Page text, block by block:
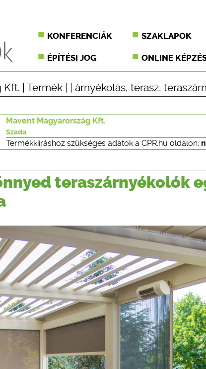
KONFERENCIÁK SZAKLAPOK
ÉPÍTÉSI JOG ONLINE
Kft. Termék árnyékolás, terasz,
Mavent Magyarország Kft.
Szada
Termékkiíráshoz szükséges adatok a CPR.hu oldalon:
teraszárnyékolók